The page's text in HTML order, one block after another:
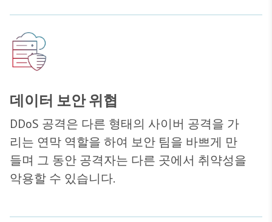
데이터 보안 위협
DDoS 공격은 다른 형태의 사이버 공격을 가
리는 연막 역할을 하여 보안 팀을 바쁘게 만
들며 그 동안 공격자는 다른 곳에서 취약성을
악용할 수 있습니다.